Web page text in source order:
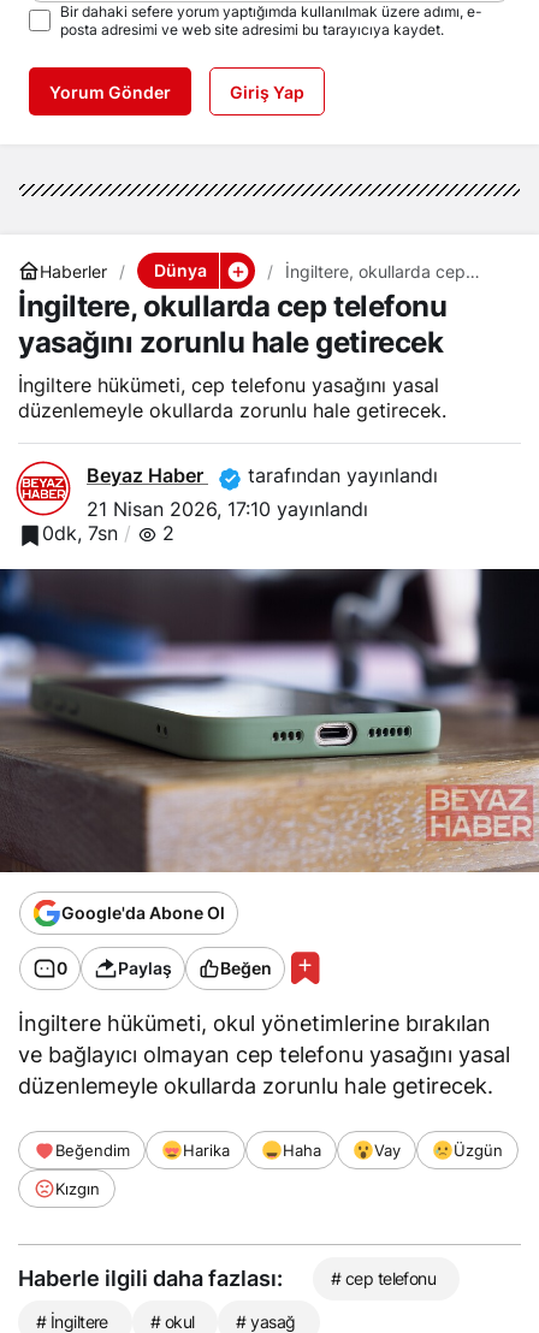
Bir dahaki sefere yorum yaptığımda kullanılmak üzere adımı, e-
posta adresimi ve web site adresimi bu tarayıcıya kaydet.
Yorum Gönder Giriş Yap
Haberler Dünya
İngiltere, okullarda cep
telefonu yasağını zorunlu
hale getirecek
İngiltere, okullarda cep telefonu
yasağını zorunlu hale getirecek
İngiltere hükümeti, cep telefonu yasağını yasal
düzenlemeyle okullarda zorunlu hale getirecek.
Beyaz Haber
tarafından yayınlandı
21 Nisan 2026, 17:10 yayınlandı
0dk, 7sn
2
Google'da Abone Ol
0 Paylaş Beğen
İngiltere hükümeti, okul yönetimlerine bırakılan
ve bağlayıcı olmayan cep telefonu yasağını yasal
düzenlemeyle okullarda zorunlu hale getirecek.
Beğendim Harika Haha Vay
Üzgün
Kızgın
Haberle ilgili daha fazlası: # cep telefonu
# İngiltere # okul # yasağ